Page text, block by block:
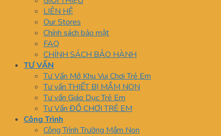
LIÊN HỆ
Our Stores
Chính sách bảo mật
FAQ
CHÍNH SÁCH BẢO HÀNH
TƯ VẤN
Tư Vấn Mở Khu Vui Chơi Trẻ Em
Tư vấn THIẾT BỊ MẦM NON
Tư vấn Giáo Dục Trẻ Em
Tư Vấn ĐỒ CHƠI TRẺ EM
Công Trình
Công Trình Trường Mầm Non